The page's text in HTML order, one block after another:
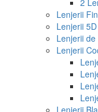
2
Lenjerii
Lenjerii
Lenjerii
Lenjerii
Lenjerii